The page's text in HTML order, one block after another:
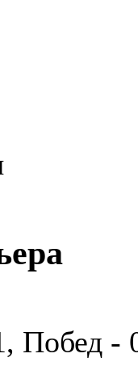
Побед